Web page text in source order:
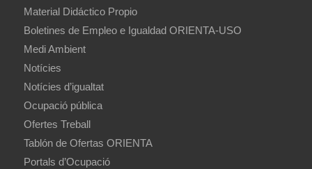
Material Didáctico Propio
Boletines de Empleo e Igualdad ORIENTA-USO
Medi Ambient
Notícies
Notícies d’igualtat
Ocupació pública
Ofertes Treball
Tablón de Ofertas ORIENTA
Portals d’Ocupació